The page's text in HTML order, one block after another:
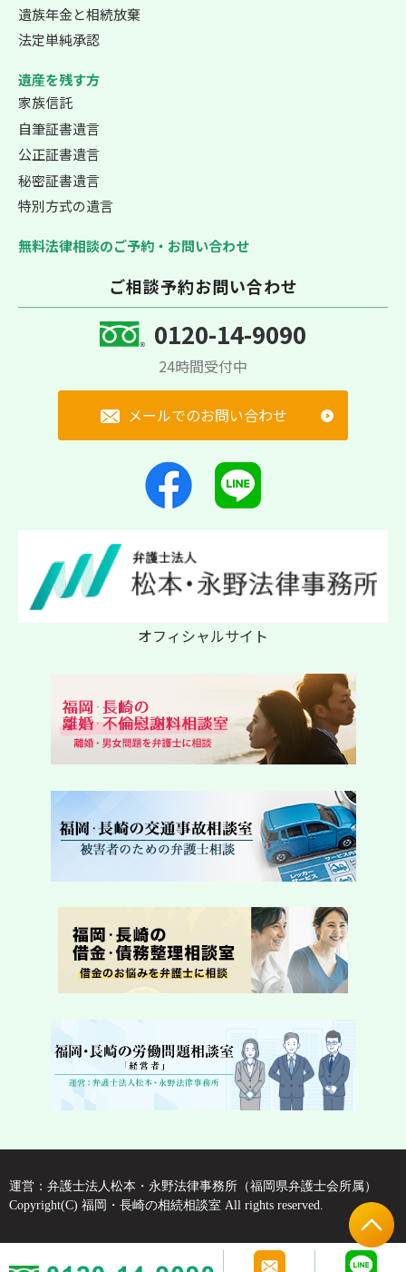
遺族年金と相続放棄
法定単純承認
遺産を残す方
家族信託
自筆証書遺言
公正証書遺言
秘密証書遺言
特別方式の遺言
無料法律相談のご予約・お問い合わせ
ご相談予約お問い合わせ
0120-14-9090
24時間受付中
メールでのお問い合わせ
オフィシャルサイト
運営：弁護士法人松本・永野法律事務所（福岡県弁護士会所属）
Copyright(C) 福岡・長崎の相続相談室 All rights reserved.